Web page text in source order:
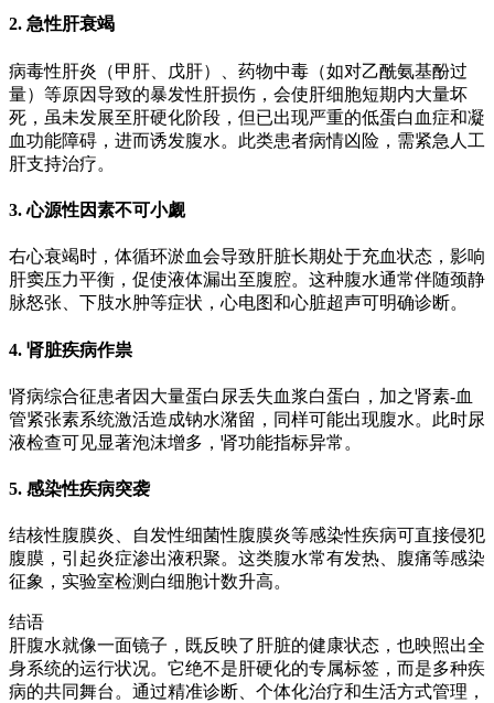
2. 急性肝衰竭
病毒性肝炎（甲肝、戊肝）、药物中毒（如对乙酰氨基酚过
量）等原因导致的暴发性肝损伤，会使肝细胞短期内大量坏
死，虽未发展至肝硬化阶段，但已出现严重的低蛋白血症和凝
血功能障碍，进而诱发腹水。此类患者病情凶险，需紧急人工
肝支持治疗。
3. 心源性因素不可小觑
右心衰竭时，体循环淤血会导致肝脏长期处于充血状态，影响
肝窦压力平衡，促使液体漏出至腹腔。这种腹水通常伴随颈静
脉怒张、下肢水肿等症状，心电图和心脏超声可明确诊断。
4. 肾脏疾病作祟
肾病综合征患者因大量蛋白尿丢失血浆白蛋白，加之肾素-血
管紧张素系统激活造成钠水潴留，同样可能出现腹水。此时尿
液检查可见显著泡沫增多，肾功能指标异常。
5. 感染性疾病突袭
结核性腹膜炎、自发性细菌性腹膜炎等感染性疾病可直接侵犯
腹膜，引起炎症渗出液积聚。这类腹水常有发热、腹痛等感染
征象，实验室检测白细胞计数升高。
结语
肝腹水就像一面镜子，既反映了肝脏的健康状态，也映照出全
身系统的运行状况。它绝不是肝硬化的专属标签，而是多种疾
病的共同舞台。通过精准诊断、个体化治疗和生活方式管理，